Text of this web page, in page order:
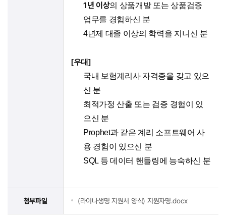
1년 이상의 상품개발 또는 상품검증
업무를 경험하신 분
4년제 대졸 이상의 학력을 지니신 분
[우대]
국내 보험계리사 자격증을 갖고 있으
신 분
최적가정 산출 또는 검증 경험이 있
으신 분
Prophet과 같은 계리 소프트웨어 사
용 경험이 있으신 분
SQL 등 데이터 핸들링에 능숙하신 분
첨부파일 (라이나생명 지원서 양식) 지원자명.docx